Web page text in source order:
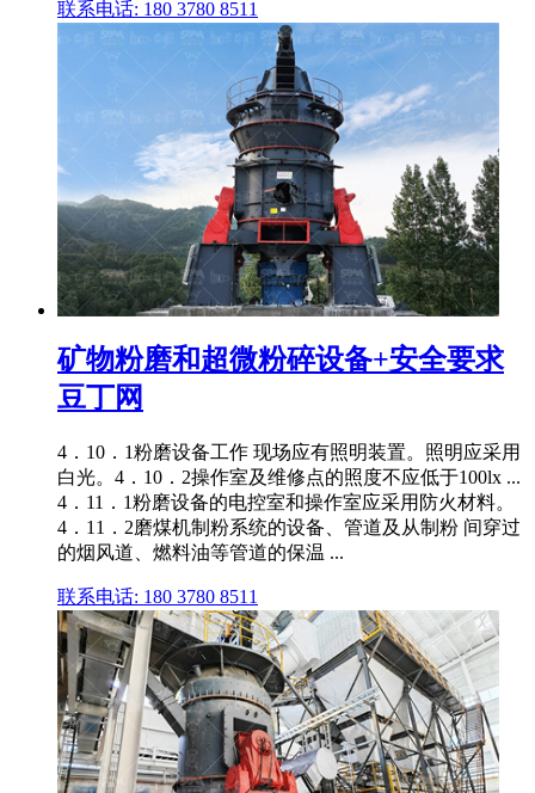
联系电话: 180 3780 8511
矿物粉磨和超微粉碎设备+安全要求
豆丁网
4．10．1粉磨设备工作 现场应有照明装置。照明应采用
白光。4．10．2操作室及维修点的照度不应低于100lx ...
4．11．1粉磨设备的电控室和操作室应采用防火材料。
4．11．2磨煤机制粉系统的设备、管道及从制粉 间穿过
的烟风道、燃料油等管道的保温 ...
联系电话: 180 3780 8511